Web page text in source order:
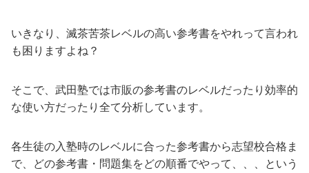
いきなり、滅茶苦茶レベルの高い参考書をやれって言われ
も困りますよね？
そこで、武田塾では市販の参考書のレベルだったり効率的
な使い方だったり全て分析しています。
各生徒の入塾時のレベルに合った参考書から志望校合格ま
で、どの参考書・問題集をどの順番でやって、、、という